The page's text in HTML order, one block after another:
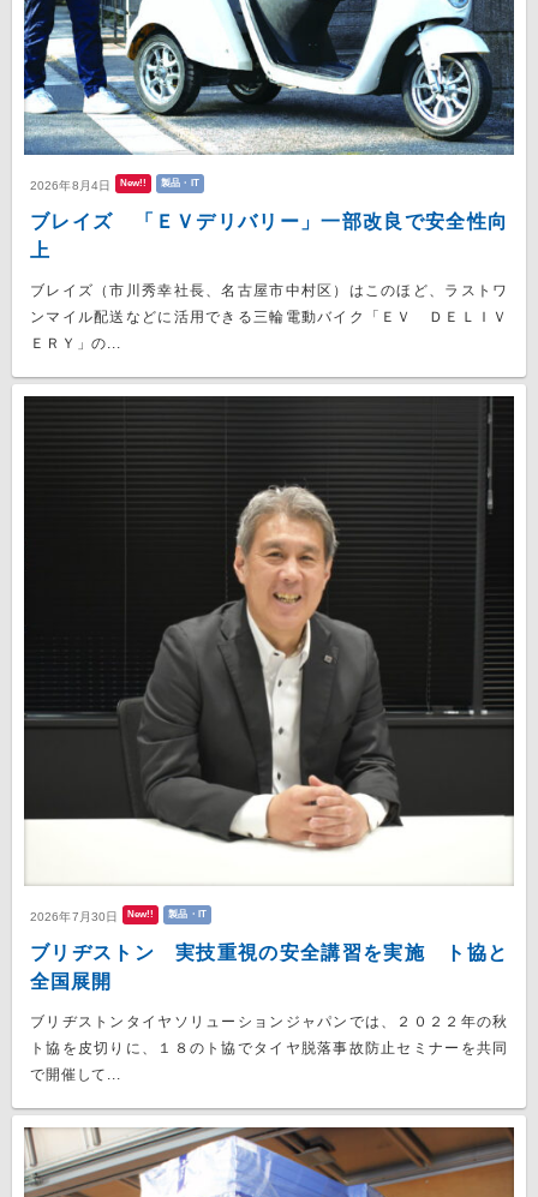
2026年8月4日 New!! 製品・IT
ブレイズ 「ＥＶデリバリー」一部改良で安全性向
上
ブレイズ（市川秀幸社長、名古屋市中村区）はこのほど、ラストワ
ンマイル配送などに活用できる三輪電動バイク「ＥＶ ＤＥＬＩＶ
ＥＲＹ」の...
2026年7月30日 New!! 製品・IT
ブリヂストン 実技重視の安全講習を実施 ト協と
全国展開
ブリヂストンタイヤソリューションジャパンでは、２０２２年の秋
ト協を皮切りに、１８のト協でタイヤ脱落事故防止セミナーを共同
で開催して...